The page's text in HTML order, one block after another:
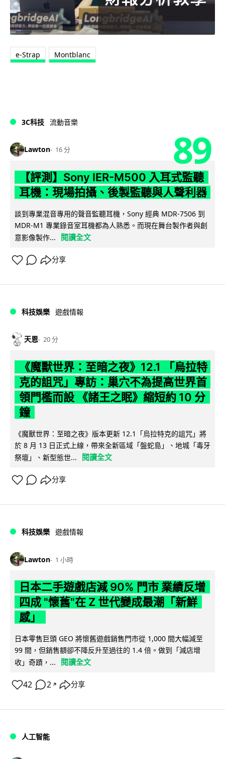
e-Strap Montblanc
3C科技 流動音樂
Lawton 16 分 89
【評測】Sony IER-M500 入耳式監聽
耳機：現場拍攝、後製監聽與人聲利器
談到專業混音專用的聲音監聽耳機，Sony 經典 MDR-7506 到
MDR-M1 專業錄音室耳機都為人熟悉。而現在舞台製作者與創
意影像製作...
閱讀全文
分享
科技娛樂 遊戲情報
天恩 20 分
《魔獸世界：至暗之夜》12.1 「烏拉特
克的詛咒」專訪：巢穴不為提高世界首
領門檻而設 《諸王之眠》縮短約 10 分
鐘
《魔獸世界：至暗之夜》版本更新 12.1「烏拉特克的詛咒」將
於 8 月 13 日正式上線，帶來全新區域「盤蛇島」、地城「毒牙
祭壇」、新型態世...
閱讀全文
分享
科技娛樂 遊戲情報
Lawton 1 小時
日本二手遊戲店減 90% 門市 業績反增
四成 "懷舊"在 Z 世代變成最潮「新鮮
感」
日本零售巨頭 GEO 將懷舊遊戲銷售門市從 1,000 間大幅減至
99 間，但銷售額卻不降反升至過往的 1.4 倍。做到「減店增
收」奇蹟，...
閱讀全文
42 2 ↗ 分享
人工智能